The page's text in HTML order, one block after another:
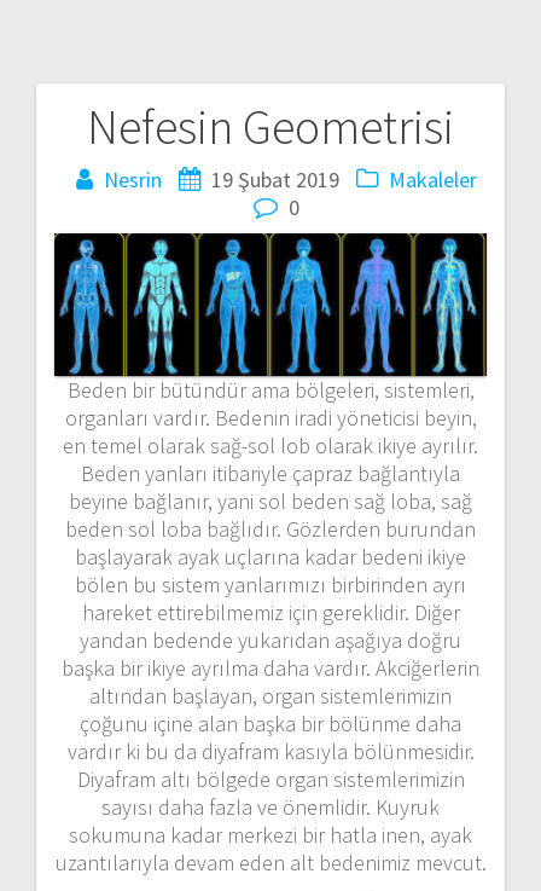
Nefesin Geometrisi
Nesrin 19 Şubat 2019
Makaleler
0
Beden bir bütündür ama bölgeleri, sistemleri,
organları vardır. Bedenin iradi yöneticisi beyin,
en temel olarak sağ-sol lob olarak ikiye ayrılır.
Beden yanları itibariyle çapraz bağlantıyla
beyine bağlanır, yani sol beden sağ loba, sağ
beden sol loba bağlıdır. Gözlerden burundan
başlayarak ayak uçlarına kadar bedeni ikiye
bölen bu sistem yanlarımızı birbirinden ayrı
hareket ettirebilmemiz için gereklidir. Diğer
yandan bedende yukarıdan aşağıya doğru
başka bir ikiye ayrılma daha vardır. Akciğerlerin
altından başlayan, organ sistemlerimizin
çoğunu içine alan başka bir bölünme daha
vardır ki bu da diyafram kasıyla bölünmesidir.
Diyafram altı bölgede organ sistemlerimizin
sayısı daha fazla ve önemlidir. Kuyruk
sokumuna kadar merkezi bir hatla inen, ayak
uzantılarıyla devam eden alt bedenimiz mevcut.
Yazı
gezinmesi